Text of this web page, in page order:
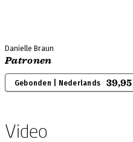
Danielle Braun
Patronen
Gebonden | Nederlands 39,95
Video